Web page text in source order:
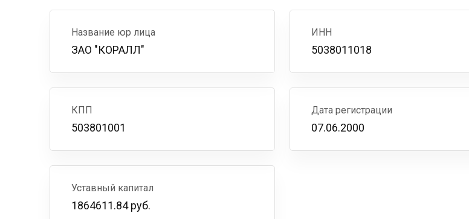
Название юр лица
ЗАО "КОРАЛЛ"
ИНН
5038011018
КПП
503801001
Дата регистрации
07.06.2000
Уставный капитал
1864611.84 руб.